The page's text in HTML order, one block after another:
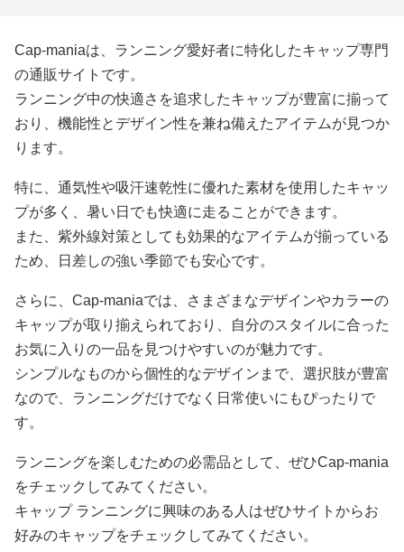
Cap-maniaは、ランニング愛好者に特化したキャップ専門
の通販サイトです。
ランニング中の快適さを追求したキャップが豊富に揃って
おり、機能性とデザイン性を兼ね備えたアイテムが見つか
ります。
特に、通気性や吸汗速乾性に優れた素材を使用したキャッ
プが多く、暑い日でも快適に走ることができます。
また、紫外線対策としても効果的なアイテムが揃っている
ため、日差しの強い季節でも安心です。
さらに、Cap-maniaでは、さまざまなデザインやカラーの
キャップが取り揃えられており、自分のスタイルに合った
お気に入りの一品を見つけやすいのが魅力です。
シンプルなものから個性的なデザインまで、選択肢が豊富
なので、ランニングだけでなく日常使いにもぴったりで
す。
ランニングを楽しむための必需品として、ぜひCap-mania
をチェックしてみてください。
キャップ ランニングに興味のある人はぜひサイトからお
好みのキャップをチェックしてみてください。